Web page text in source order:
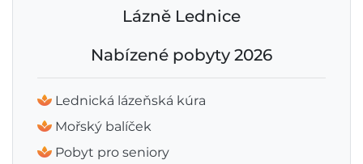
Lázně Lednice
Nabízené pobyty 2026
Lednická lázeňská kúra
Mořský balíček
Pobyt pro seniory